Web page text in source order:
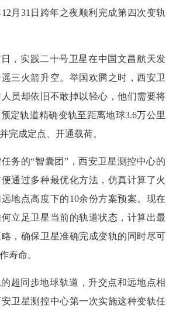
月31日跨年之夜顺利完成第四次变轨
日，实践二十号卫星在中国文昌航天发
三火箭升空。举国欢腾之时，西安卫
员却依旧不敢掉以轻心，他们需要将
定轨道精确变轨至距离地球3.6万公里
完成定点、开通载荷。
务的“智囊团”，西安卫星测控中心的
通过多种最优化方法，仿真计算了火
地点高度下的10余份方案预案。现在
立足卫星当前的轨道状态，计算出最
，确保卫星准确完成变轨的同时尽可
寿命。
超同步地球轨道，升交点和远地点相
卫星测控中心第一次实施这种变轨任